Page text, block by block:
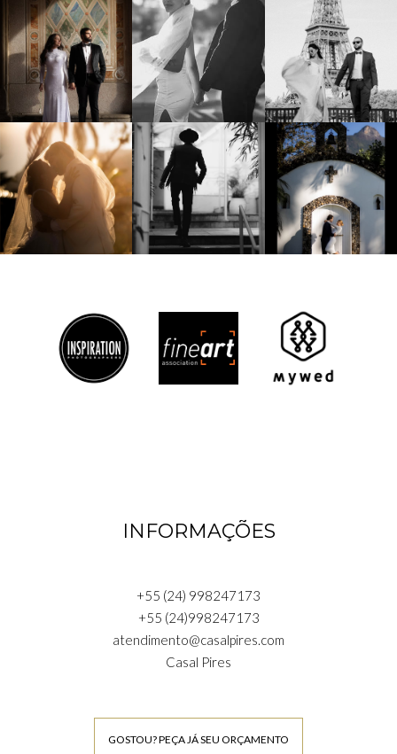
INFORMAÇÕES
+55 (24) 998247173
+55 (24)998247173
atendimento@casalpires.com
Casal Pires
GOSTOU? PEÇA JÁ SEU ORÇAMENTO